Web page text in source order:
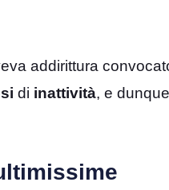
addirittura
di inattività, e